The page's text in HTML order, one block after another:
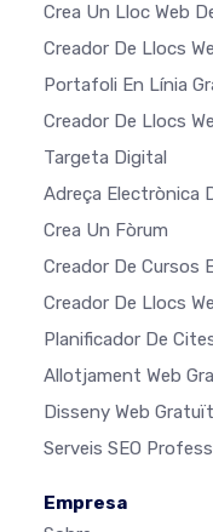
Crea Un Lloc Web
Creador De Llocs
Portafoli En Línia
Creador De Llocs
Targeta Digital
Adreça Electrònica
Crea Un Fòrum
Creador De Cursos
Creador De Llocs
Planificador De
Allotjament Web
Disseny Web Gratuït
Serveis SEO
Empresa